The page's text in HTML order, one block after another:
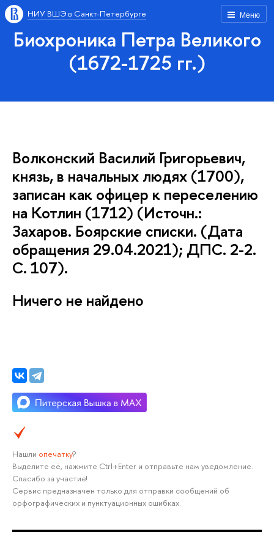
Меню
НИУ ВШЭ в Санкт-Петербурге
Биохроника Петра Великого
(1672-1725 гг.)
Волконский Василий Григорьевич,
князь, в начальных людях (1700),
записан как офицер к переселению
на Котлин (1712) (Источн.:
Захаров. Боярские списки. (Дата
обращения 29.04.2021); ДПС. 2-2.
С. 107).
Ничего не найдено
Нашли опечатку?
Выделите её, нажмите Ctrl+Enter и отправьте нам уведомление.
Спасибо за участие!
Сервис предназначен только для отправки сообщений об
орфографических и пунктуационных ошибках.